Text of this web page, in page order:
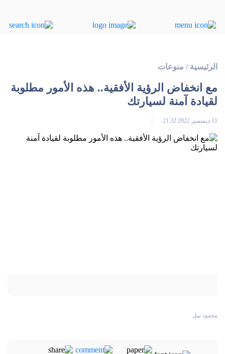
الرئيسية / منوعات
مع انخفاض الرؤية الأفقية.. هذه الأمور مطلوبة
لقيادة آمنة لسيارتك
11 ديسمبر 2022 21:32
محمود نبيل